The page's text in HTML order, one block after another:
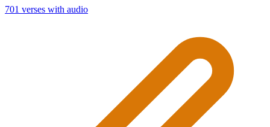
701 verses with audio